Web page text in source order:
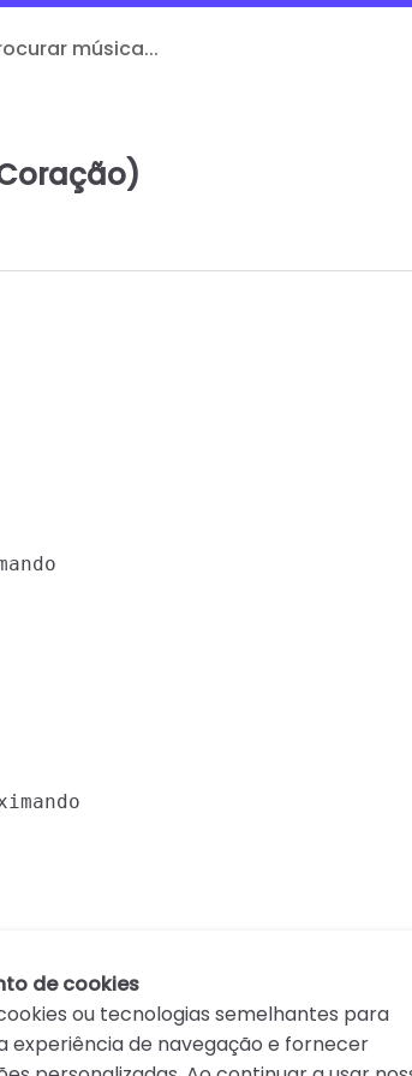
música...
de cookies
ou tecnologias semelhantes para
experiência de navegação e fornecer